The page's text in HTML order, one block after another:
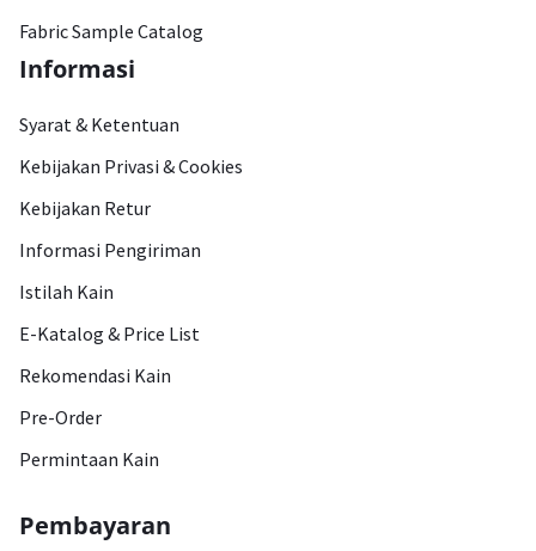
Fabric Sample Catalog
Informasi
Syarat & Ketentuan
Kebijakan Privasi & Cookies
Kebijakan Retur
Informasi Pengiriman
Istilah Kain
E-Katalog & Price List
Rekomendasi Kain
Pre-Order
Permintaan Kain
Pembayaran